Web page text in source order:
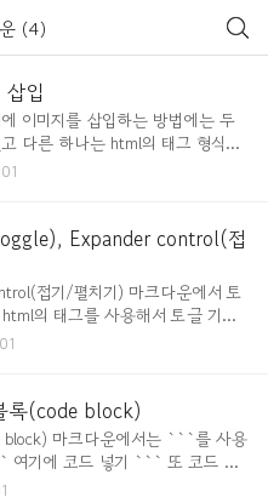
(4)
입
이미지를 삽입하는 방법에는 두
다른 하나는 html의 태그 형식이
방식이다. 이경우 이미지의 크기
아래의 경우는 html의 i
height 속성을 사용하여 이미지 크
하고 싶은 경우 이 방법을 사용하
Expander control(접
접기/펼치기) 마크다운에서 토
의 태그를 사용해서 토글 기능
의 태그가 바로 details이다.
blog/markdown/ [Github
리 🔔 jekyll 블로그에 포스팅을
https://inasie.gith..
록(code block)
block) 마크다운에서는 ```를 사용
여기에 코드 넣기 ``` 또 코드 블
선언하여 문법 강조가 가능하다.